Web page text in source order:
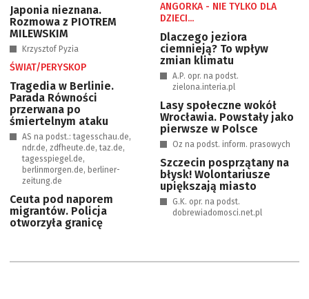
Japonia nieznana.
Rozmowa z PIOTREM
MILEWSKIM
Krzysztof Pyzia
ŚWIAT/PERYSKOP
Tragedia w Berlinie.
Parada Równości
przerwana po
śmiertelnym ataku
AS na podst.: tagesschau.de,
ndr.de, zdfheute.de, taz.de,
tagesspiegel.de,
berlinmorgen.de, berliner-
zeitung.de
Ceuta pod naporem
migrantów. Policja
otworzyła granicę
ANGORKA - NIE TYLKO DLA
DZIECI...
Dlaczego jeziora
ciemnieją? To wpływ
zmian klimatu
A.P. opr. na podst.
zielona.interia.pl
Lasy społeczne wokół
Wrocławia. Powstały jako
pierwsze w Polsce
Oz na podst. inform. prasowych
Szczecin posprzątany na
błysk! Wolontariusze
upiększają miasto
G.K. opr. na podst.
dobrewiadomosci.net.pl